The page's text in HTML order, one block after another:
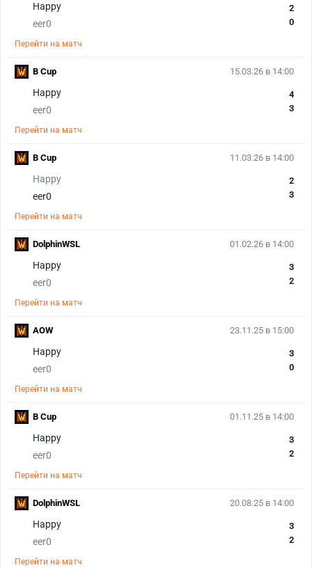
Happy
eer0
2
0
Перейти на матч
15.03.26 в 14:00
Happy
eer0
4
3
Перейти на матч
B Cup
11.03.26 в 14:00
Happy
eer0
2
3
Перейти на матч
B Cup
01.02.26 в 14:00
Happy
eer0
3
2
Перейти на матч
DolphinWSL
23.11.25 в 15:00
Happy
eer0
3
0
Перейти на матч
AOW
01.11.25 в 14:00
Happy
eer0
3
2
Перейти на матч
B Cup
20.08.25 в 14:00
Happy
eer0
3
2
Перейти на матч
DolphinWSL